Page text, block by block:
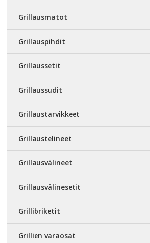
Grillausmatot
Grillauspihdit
Grillaussetit
Grillaussudit
Grillaustarvikkeet
Grillaustelineet
Grillausvälineet
Grillausvälinesetit
Grillibriketit
Grillien varaosat